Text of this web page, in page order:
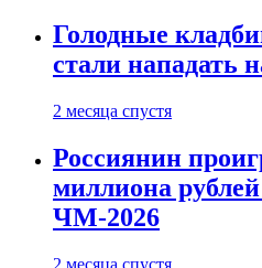
Голодные
стали нападать
2 месяца спустя
Россиянин
миллиона
ЧМ-2026
2 месяца спустя